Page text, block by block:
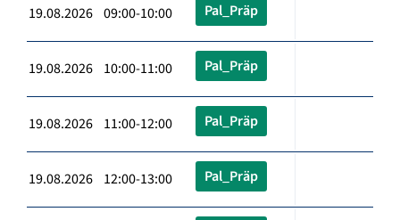
19.08.2026 09:00-10:00 Pal_Präp
19.08.2026 10:00-11:00 Pal_Präp
19.08.2026 11:00-12:00 Pal_Präp
19.08.2026 12:00-13:00 Pal_Präp